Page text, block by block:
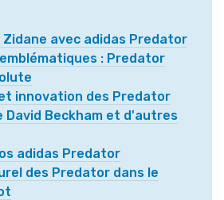
avec adidas Predator
: Predator
innovation des Predator
David Beckham et d'autres
adidas Predator
des Predator dans le